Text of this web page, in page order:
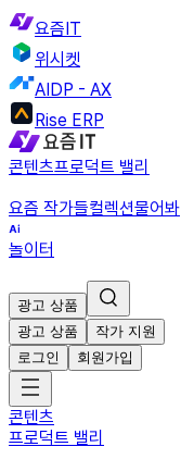
요즘IT
위시켓
AIDP - AX
Rise ERP
콘텐츠프로덕트 밸리
요즘 작가들컬렉션물어봐
놀이터
광고 상품
광고 상품
작가 지원
로그인
회원가입
콘텐츠
프로덕트 밸리